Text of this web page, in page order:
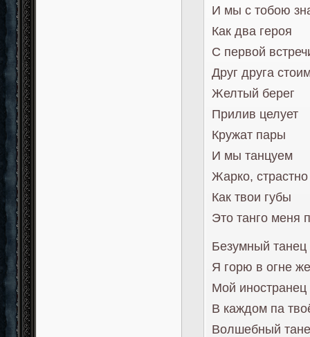
И мы с тобою
Как два героя
С первой
Друг друга
Желтый берег
Прилив целует
Кружат пары
И мы танцуем
Жарко, страстно
Как твои губы
Это танго меня
Безумный танец
Я горю в огне
Мой иностранец
В каждом па
Волшебный